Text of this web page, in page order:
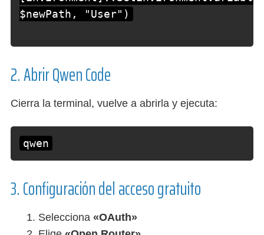
$newPath, "User")
2. Abrir Qwen Code
Cierra la terminal, vuelve a abrirla y ejecuta:
qwen
3. Configuración del acceso gratuito
Selecciona«OAuth»